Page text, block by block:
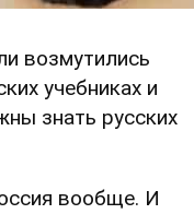
возмутились
учебниках и
знать русских
вообще. И